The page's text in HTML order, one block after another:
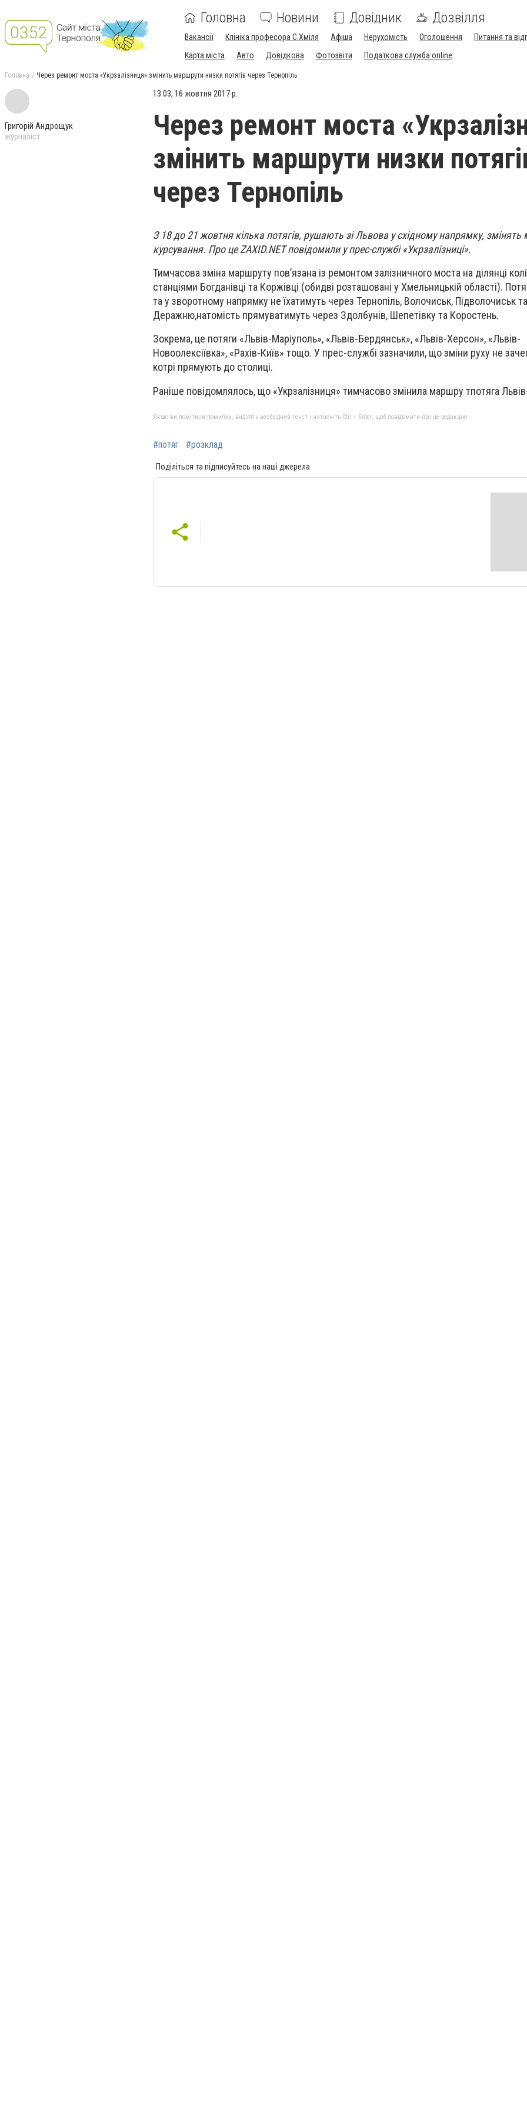
Головна Новини Довідник Дозвілля
Вакансії Клініка професора С.Хміля Афіша Нерухомість Оголошення
Питання та
Карта міста
Авто Довідкова Фотозвіти Податкова служба online
Головна Через ремонт моста «Укрзалізниця» змінить маршрути низки потягів через Тернопіль
Григорій Андрощук
журналіст
13:03, 16 жовтня 2017 р.
Через ремонт моста
змінить маршрути низки
через Тернопіль
З 18 до 21 жовтня кілька потягів, рушають зі Львова у східному напрямку,
курсування. Про це ZAXID.NET повідомили у прес-службі «Укрзалізниці».
Тимчасова зміна маршруту пов’язана із ремонтом залізничного моста на ділянці
станціями Богданівці та Коржівці (обидві розташовані у Хмельницькій області).
та у зворотному напрямку не їхатимуть через Тернопіль, Волочиськ, Підволочиськ та
Деражню,натомість прямуватимуть через Здолбунів, Шепетівку та Коростень.
Зокрема, це потяги «Львів-Маріуполь», «Львів-Бердянськ», «Львів-Херсон», «Львів-
Новоолексіївка», «Рахів-Київ» тощо. У прес-службі зазначили, що зміни руху не
котрі прямують до столиці.
Раніше повідомлялось, що «Укрзалізниця» тимчасово змінила маршру тпотяга
Якщо ви помітили помилку, виділіть необхідний текст і натисніть Ctrl + Enter, щоб повідомити про це редакцію
#потяг #розклад
Поділіться та підписуйтесь на наші джерела